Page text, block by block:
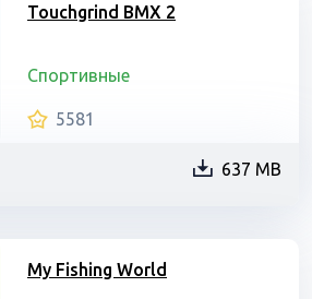
Touchgrind BMX 2
Спортивные
5581
637 MB
My Fishing World